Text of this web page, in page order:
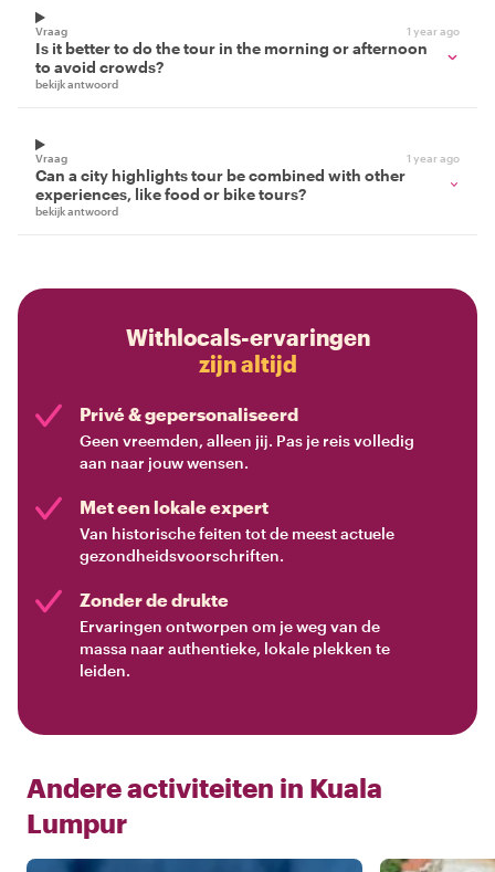
Vraag 1 year ago
Is it better to do the tour in the morning or afternoon
to avoid crowds?
bekijk antwoord
Vraag 1 year ago
Can a city highlights tour be combined with other
experiences, like food or bike tours?
bekijk antwoord
Withlocals-ervaringen
zijn altijd
Privé & gepersonaliseerd
Geen vreemden, alleen jij. Pas je reis volledig
aan naar jouw wensen.
Met een lokale expert
Van historische feiten tot de meest actuele
gezondheidsvoorschriften.
Zonder de drukte
Ervaringen ontworpen om je weg van de
massa naar authentieke, lokale plekken te
leiden.
Andere activiteiten in Kuala
Lumpur